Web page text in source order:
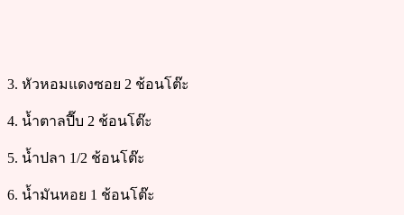
3. หัวหอมแดงซอย 2 ช้อนโต๊ะ
4. น้ำตาลปี๊บ 2 ช้อนโต๊ะ
5. น้ำปลา 1/2 ช้อนโต๊ะ
6. น้ำมันหอย 1 ช้อนโต๊ะ